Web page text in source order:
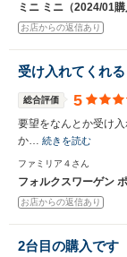
ミニ ミニ（2024/01購
お店からの返信あり
受け入れてくれる
総合評価 5
要望をなんとか受け
か… 続きを読む
ファミリア４さん
フォルクスワーゲン
お店からの返信あり
2台目の購入です